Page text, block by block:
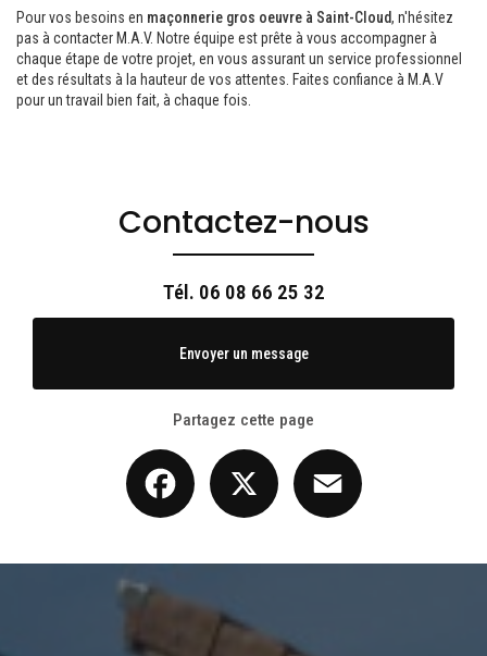
Pour vos besoins en maçonnerie gros oeuvre à Saint-Cloud, n'hésitez
pas à contacter M.A.V. Notre équipe est prête à vous accompagner à
chaque étape de votre projet, en vous assurant un service professionnel
et des résultats à la hauteur de vos attentes. Faites confiance à M.A.V
pour un travail bien fait, à chaque fois.
Contactez-nous
Tél. 06 08 66 25 32
Envoyer un message
Partagez cette page
Facebook